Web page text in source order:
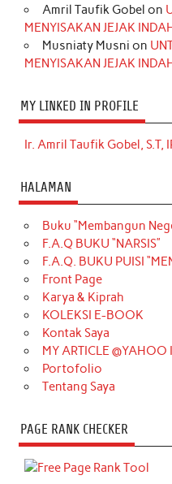
Amril Taufik Gobel on
MENYISAKAN JEJAK
Musniaty Musni on
MENYISAKAN JEJAK
MY LINKED IN PROFILE
Ir. Amril Taufik Gobel, S.T,
HALAMAN
Buku “Membangun
F.A.Q BUKU “NARSIS”
F.A.Q. BUKU PUISI
Front Page
Karya & Kiprah
KOLEKSI E-BOOK
Kontak Saya
MY ARTICLE @YAHOO
Portofolio
Tentang Saya
PAGE RANK CHECKER